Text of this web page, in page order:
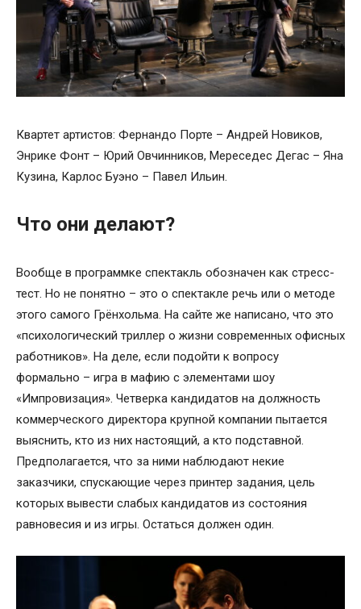
Квартет артистов: Фернандо Порте – Андрей Новиков,
Энрике Фонт – Юрий Овчинников, Мереседес Дегас – Яна
Кузина, Карлос Буэно – Павел Ильин.
Что они делают?
Вообще в программке спектакль обозначен как стресс-
тест. Но не понятно – это о спектакле речь или о методе
этого самого Грёнхольма. На сайте же написано, что это
«психологический триллер о жизни современных офисных
работников». На деле, если подойти к вопросу
формально – игра в мафию с элементами шоу
«Импровизация». Четверка кандидатов на должность
коммерческого директора крупной компании пытается
выяснить, кто из них настоящий, а кто подставной.
Предполагается, что за ними наблюдают некие
заказчики, спускающие через принтер задания, цель
которых вывести слабых кандидатов из состояния
равновесия и из игры. Остаться должен один.